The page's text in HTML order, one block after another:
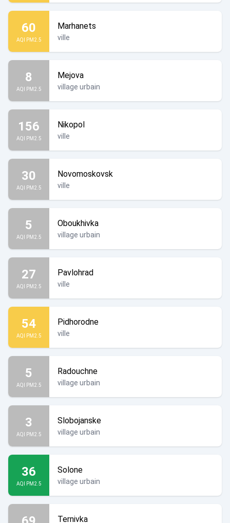
60
AQI PM2.5
Marhanets
ville
8
AQI PM2.5
Mejova
village urbain
156
AQI PM2.5
Nikopol
ville
30
AQI PM2.5
Novomoskovsk
ville
5
AQI PM2.5
Oboukhivka
village urbain
27
AQI PM2.5
Pavlohrad
ville
54
AQI PM2.5
Pidhorodne
ville
5
AQI PM2.5
Radouchne
village urbain
3
AQI PM2.5
Slobojanske
village urbain
36
AQI PM2.5
Solone
village urbain
Ternivka